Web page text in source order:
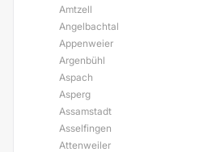
Amtzell
Angelbachtal
Appenweier
Argenbühl
Aspach
Asperg
Assamstadt
Asselfingen
Attenweiler